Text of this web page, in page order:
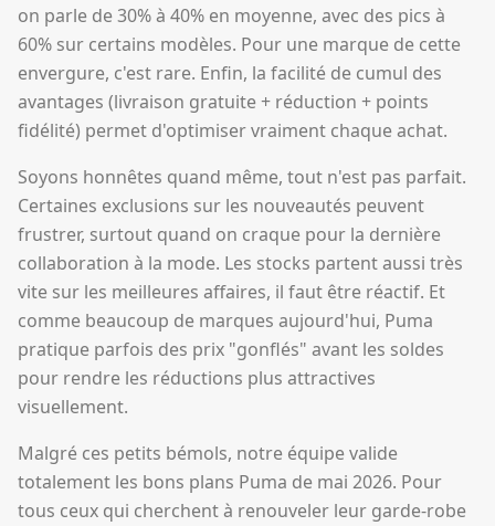
on parle de 30% à 40% en moyenne, avec des pics à
60% sur certains modèles. Pour une marque de cette
envergure, c'est rare. Enfin, la facilité de cumul des
avantages (livraison gratuite + réduction + points
fidélité) permet d'optimiser vraiment chaque achat.
Soyons honnêtes quand même, tout n'est pas parfait.
Certaines exclusions sur les nouveautés peuvent
frustrer, surtout quand on craque pour la dernière
collaboration à la mode. Les stocks partent aussi très
vite sur les meilleures affaires, il faut être réactif. Et
comme beaucoup de marques aujourd'hui, Puma
pratique parfois des prix "gonflés" avant les soldes
pour rendre les réductions plus attractives
visuellement.
Malgré ces petits bémols, notre équipe valide
totalement les bons plans Puma de mai 2026. Pour
tous ceux qui cherchent à renouveler leur garde-robe